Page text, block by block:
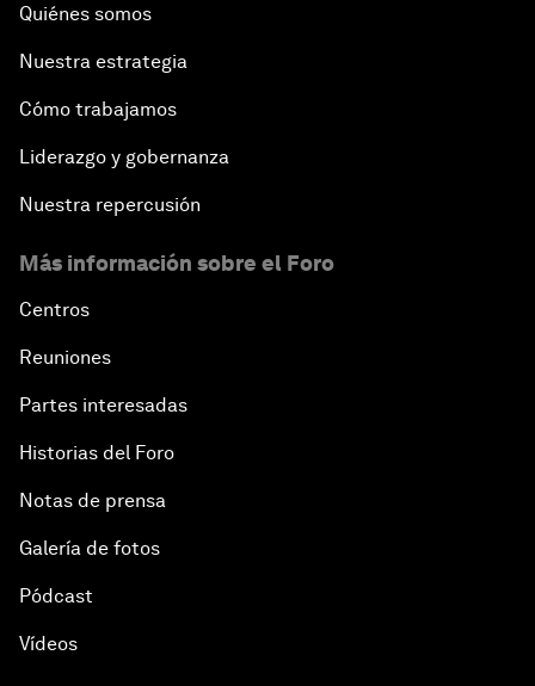
Quiénes somos
Nuestra estrategia
Cómo trabajamos
Liderazgo y gobernanza
Nuestra repercusión
Más información sobre el Foro
Centros
Reuniones
Partes interesadas
Historias del Foro
Notas de prensa
Galería de fotos
Pódcast
Vídeos